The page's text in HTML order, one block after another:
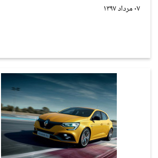
۰۷ مرداد ۱۳۹۷